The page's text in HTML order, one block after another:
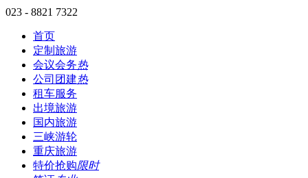
023 - 8821 7322
首页
定制旅游
会议会务热
公司团建热
租车服务
出境旅游
国内旅游
三峡游轮
重庆旅游
特价抢购限时